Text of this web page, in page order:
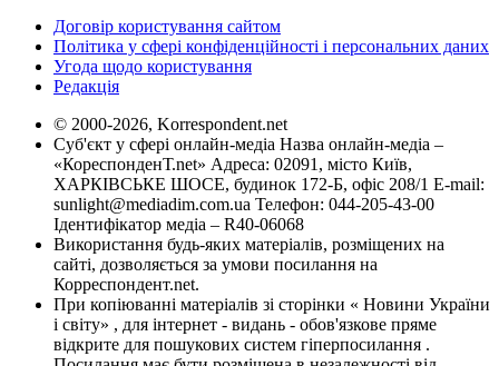
Договір користування сайтом
Політика у сфері конфіденційності і персональних даних
Угода щодо користування
Редакція
© 2000-2026, Korrespondent.net
Суб'єкт у сфері онлайн-медіа Назва онлайн-медіа –
«КореспонденТ.net» Адреса: 02091, місто Київ,
ХАРКІВСЬКЕ ШОСЕ, будинок 172-Б, офіс 208/1 E-mail:
sunlight@mediadim.com.ua Телефон: 044-205-43-00
Ідентифікатор медіа – R40-06068
Використання будь-яких матеріалів, розміщених на
сайті, дозволяється за умови посилання на
Корреспондент.net.
При копіюванні матеріалів зі сторінки « Новини України
і світу» , для інтернет - видань - обов'язкове пряме
відкрите для пошукових систем гіперпосилання .